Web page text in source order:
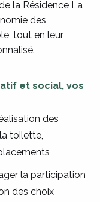
la Résidence La
des
tout en leur
et social, vos
des
toilette,
la participation
des choix